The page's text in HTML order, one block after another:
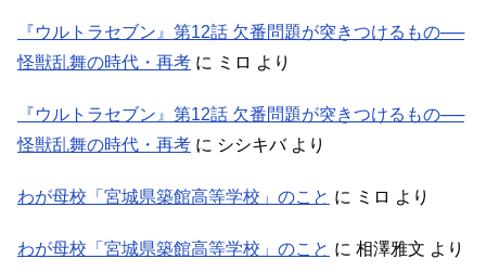
『ウルトラセブン』第12話 欠番問題が突きつけるもの──
怪獣乱舞の時代・再考 に ミロ より
『ウルトラセブン』第12話 欠番問題が突きつけるもの──
怪獣乱舞の時代・再考 に シシキバより
わが母校「宮城県築館高等学校」のこと に ミロ より
わが母校「宮城県築館高等学校」のこと に 相澤雅文 より